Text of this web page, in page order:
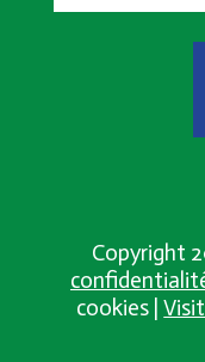
Copyright
cookies |